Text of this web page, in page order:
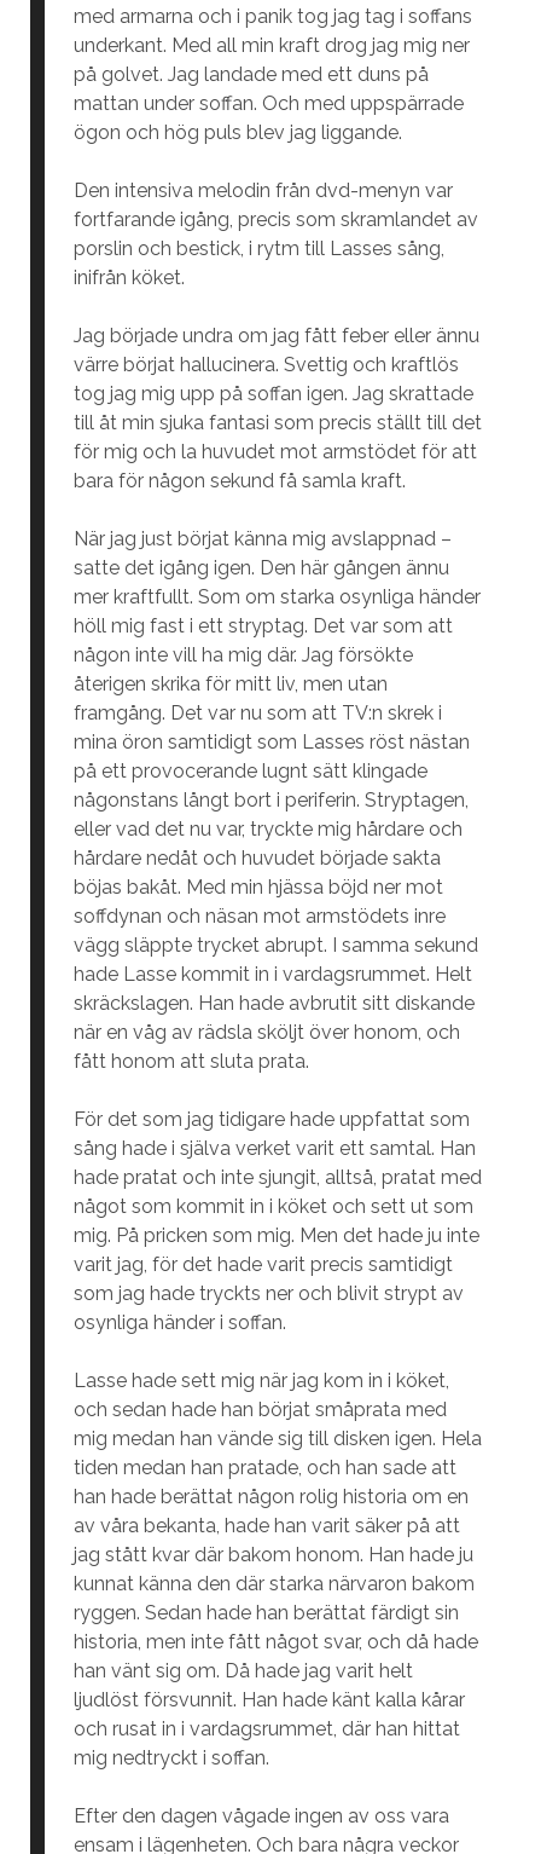
med armarna och i panik tog jag tag i soffans
underkant. Med all min kraft drog jag mig ner
på golvet. Jag landade med ett duns på
mattan under soffan. Och med uppspärrade
ögon och hög puls blev jag liggande.
Den intensiva melodin från dvd-menyn var
fortfarande igång, precis som skramlandet av
porslin och bestick, i rytm till Lasses sång,
inifrån köket.
Jag började undra om jag fått feber eller ännu
värre börjat hallucinera. Svettig och kraftlös
tog jag mig upp på soffan igen. Jag skrattade
till åt min sjuka fantasi som precis ställt till det
för mig och la huvudet mot armstödet för att
bara för någon sekund få samla kraft.
När jag just börjat känna mig avslappnad –
satte det igång igen. Den här gången ännu
mer kraftfullt. Som om starka osynliga händer
höll mig fast i ett stryptag. Det var som att
någon inte vill ha mig där. Jag försökte
återigen skrika för mitt liv, men utan
framgång. Det var nu som att TV:n skrek i
mina öron samtidigt som Lasses röst nästan
på ett provocerande lugnt sätt klingade
någonstans långt bort i periferin. Stryptagen,
eller vad det nu var, tryckte mig hårdare och
hårdare nedåt och huvudet började sakta
böjas bakåt. Med min hjässa böjd ner mot
soffdynan och näsan mot armstödets inre
vägg släppte trycket abrupt. I samma sekund
hade Lasse kommit in i vardagsrummet. Helt
skräckslagen. Han hade avbrutit sitt diskande
när en våg av rädsla sköljt över honom, och
fått honom att sluta prata.
För det som jag tidigare hade uppfattat som
sång hade i själva verket varit ett samtal. Han
hade pratat och inte sjungit, alltså, pratat med
något som kommit in i köket och sett ut som
mig. På pricken som mig. Men det hade ju inte
varit jag, för det hade varit precis samtidigt
som jag hade tryckts ner och blivit strypt av
osynliga händer i soffan.
Lasse hade sett mig när jag kom in i köket,
och sedan hade han börjat småprata med
mig medan han vände sig till disken igen. Hela
tiden medan han pratade, och han sade att
han hade berättat någon rolig historia om en
av våra bekanta, hade han varit säker på att
jag stått kvar där bakom honom. Han hade ju
kunnat känna den där starka närvaron bakom
ryggen. Sedan hade han berättat färdigt sin
historia, men inte fått något svar, och då hade
han vänt sig om. Då hade jag varit helt
ljudlöst försvunnit. Han hade känt kalla kårar
och rusat in i vardagsrummet, där han hittat
mig nedtryckt i soffan.
Efter den dagen vågade ingen av oss vara
ensam i lägenheten. Och bara några veckor